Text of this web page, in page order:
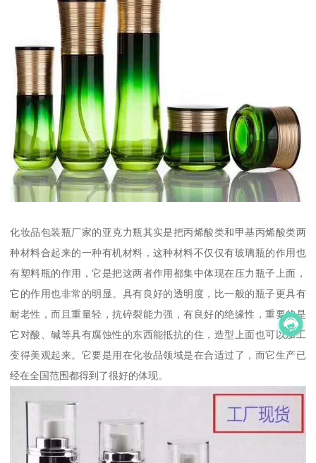
化妆品包装瓶厂家的亚克力瓶其实是把丙烯酸类和甲基丙烯酸类两
种材料合起来的一种有机材料，这种材料不仅仅有玻璃瓶的作用也
有塑料瓶的作用，它是把这两者作用都集中体现在压力瓶子上面，
它的作用也非常的明显。具有良好的透明度，比一般的瓶子更具有
耐老性，而且重量轻，抗碎裂能力强，有良好的绝缘性，重要的是
它对酸、碱等具有腐蚀性的东西能抵抗的住，造型上面也可以加工
变得美观起来。它要是用在化妆品领域是在合适过了，而它生产已
经在全国范围都得到了很好的体现。